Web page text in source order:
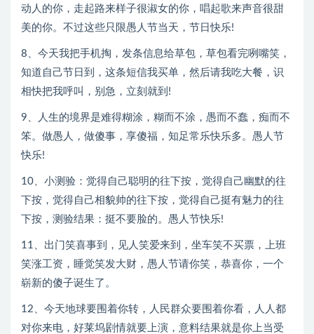
动人的你，走起路来样子很淑女的你，唱起歌来声音很甜
美的你。不过这些只限愚人节当天，节日快乐!
8、今天我把手机掏，发条信息给草包，草包看完咧嘴笑，
知道自己节日到，这条短信我买单，然后请我吃大餐，识
相快把我呼叫，别急，立刻就到!
9、人生的境界是难得糊涂，糊而不涂，愚而不蠢，痴而不
笨。做愚人，做傻事，享傻福，知足常乐快乐多。愚人节
快乐!
10、小测验：觉得自己聪明的往下按，觉得自己幽默的往
下按，觉得自己相貌帅的往下按，觉得自己挺有魅力的往
下按，测验结果：挺不要脸的。愚人节快乐!
11、出门笑喜事到，见人笑爱来到，坐车笑不买票，上班
笑涨工资，睡觉笑发大财，愚人节请你笑，恭喜你，一个
崭新的傻子诞生了。
12、今天地球要围着你转，人民群众要围着你看，人人都
对你来电，好莱坞剧情就要上演，意料结果就是你上当受